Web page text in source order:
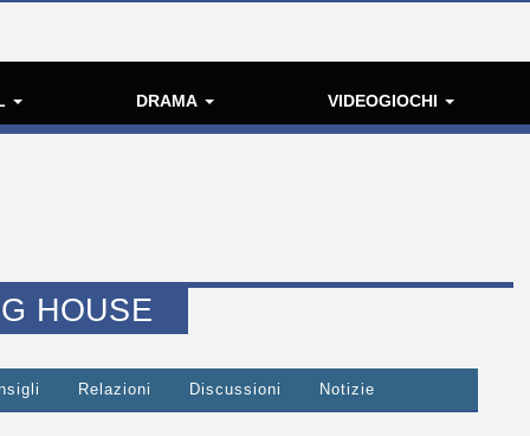
DRAMA VIDEOGIOCHI
HOUSE
Relazioni Discussioni Notizie